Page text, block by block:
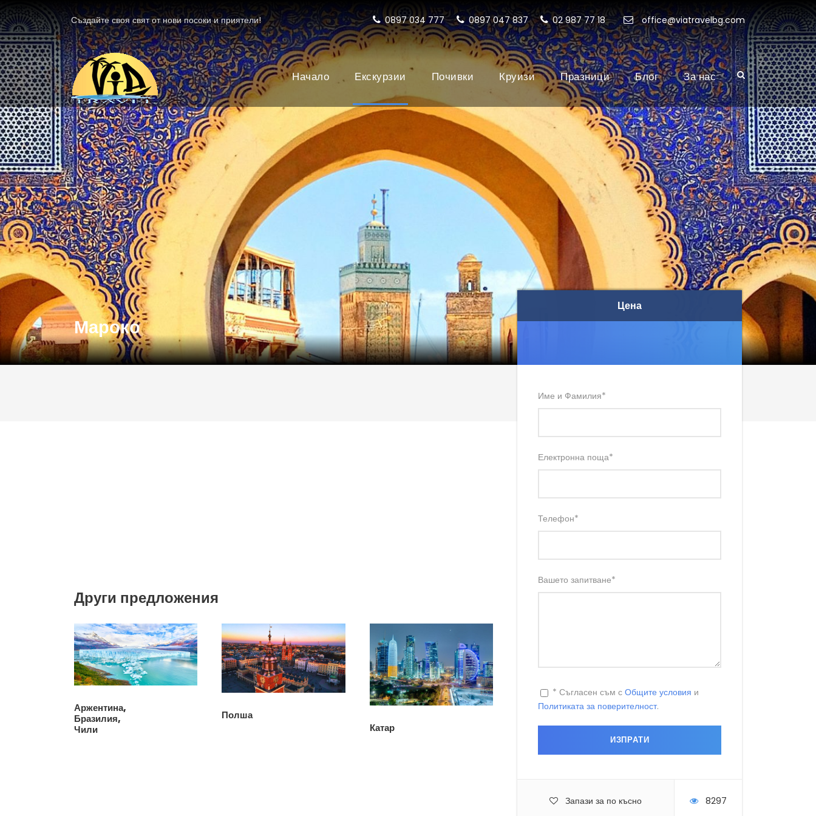
Създайте своя свят от нови посоки и приятели! 0897 034 777 0897 047 837 02 987 77 18 office@viatravelbg.com
Начало Екскурзии Почивки Круизи Празници Блог За нас
Мароко
Цена
Цена
Име и Фамилия*
Електронна поща*
Телефон*
Вашето запитване*
* Съгласен съм с Общите условия и
Политиката за поверителност.
Запази за по късно 8297
Други предложения
Аржентина,
Бразилия,
Чили
Полша
Катар